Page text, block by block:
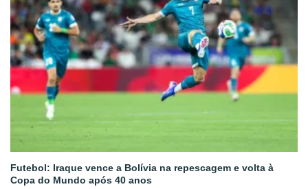
Futebol: Iraque vence a Bolívia na repescagem e volta à
Copa do Mundo após 40 anos